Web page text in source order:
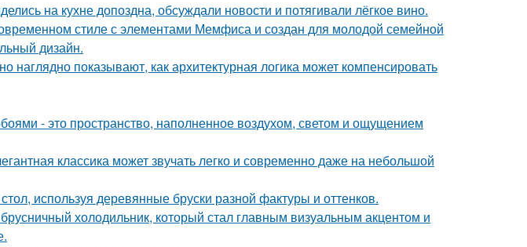
на кухне допоздна, обсуждали новости и потягивали лёгкое вино.
стиле с элементами Мемфиса и создан для молодой семейной
дизайн.
наглядно показывают, как архитектурная логика может компенсировать
- это пространство, наполненное воздухом, светом и ощущением
классика может звучать легко и современно даже на небольшой
используя деревянные бруски разной фактуры и оттенков.
холодильник, который стал главным визуальным акцентом и